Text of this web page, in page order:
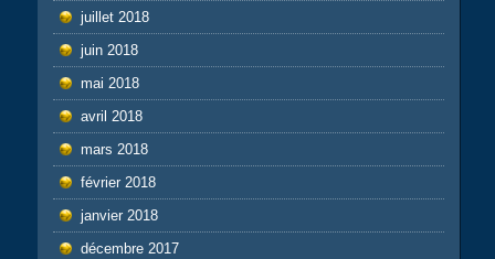
juillet 2018
juin 2018
mai 2018
avril 2018
mars 2018
février 2018
janvier 2018
décembre 2017